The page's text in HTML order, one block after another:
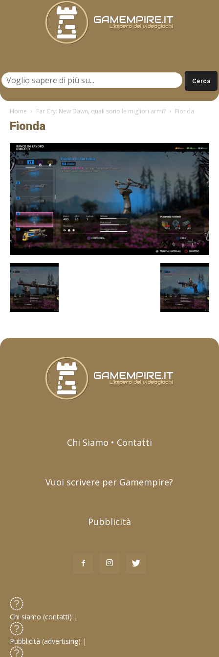
Home Far Cry: New Dawn, quali sono le migliori armi? Fionda
Fionda
Chi Siamo • Contatti
Vuoi scrivere per Gamempire?
Pubblicità
Chi siamo (contatti) |
Pubblicità (advertising) |